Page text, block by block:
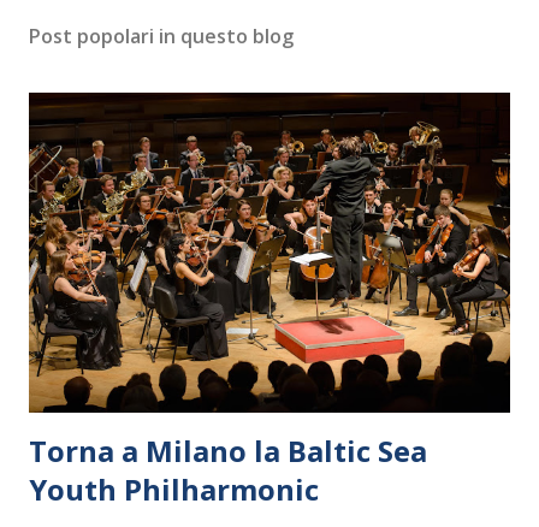
Post popolari in questo blog
Torna a Milano la Baltic Sea
Youth Philharmonic